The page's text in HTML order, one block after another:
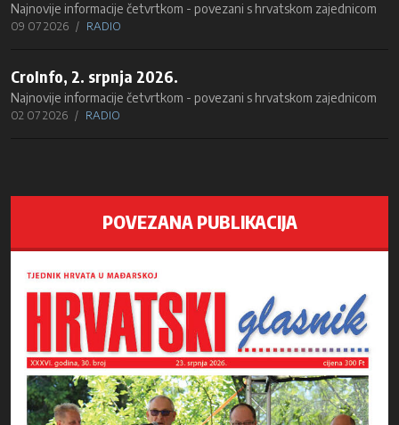
Najnovije informacije četvrtkom - povezani s hrvatskom zajednicom
09 07 2026 RADIO
CroInfo, 2. srpnja 2026.
Najnovije informacije četvrtkom - povezani s hrvatskom zajednicom
02 07 2026 RADIO
POVEZANA PUBLIKACIJA